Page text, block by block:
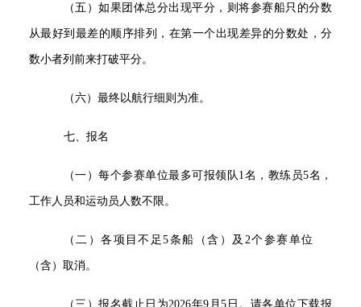
（五）如果团体总分出现平分，则将参赛船只的分数
从最好到最差的顺序排列，在第一个出现差异的分数处，分
数小者列前来打破平分。
（六）最终以航行细则为准。
七、报名
（一）每个参赛单位最多可报领队1名，教练员5名，
工作人员和运动员人数不限。
（二）各项目不足5条船（含）及2个参赛单位
（含）取消。
（三）报名截止日为2026年9月5日。请各单位下载报